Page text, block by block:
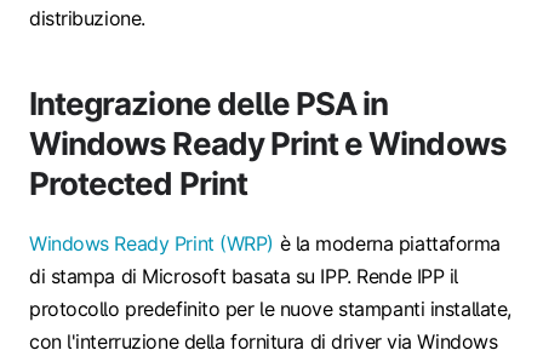
distribuzione.
Integrazione delle PSA in
Windows Ready Print e Windows
Protected Print
Windows Ready Print (WRP) è la moderna piattaforma
di stampa di Microsoft basata su IPP. Rende IPP il
protocollo predefinito per le nuove stampanti installate,
con l'interruzione della fornitura di driver via Windows